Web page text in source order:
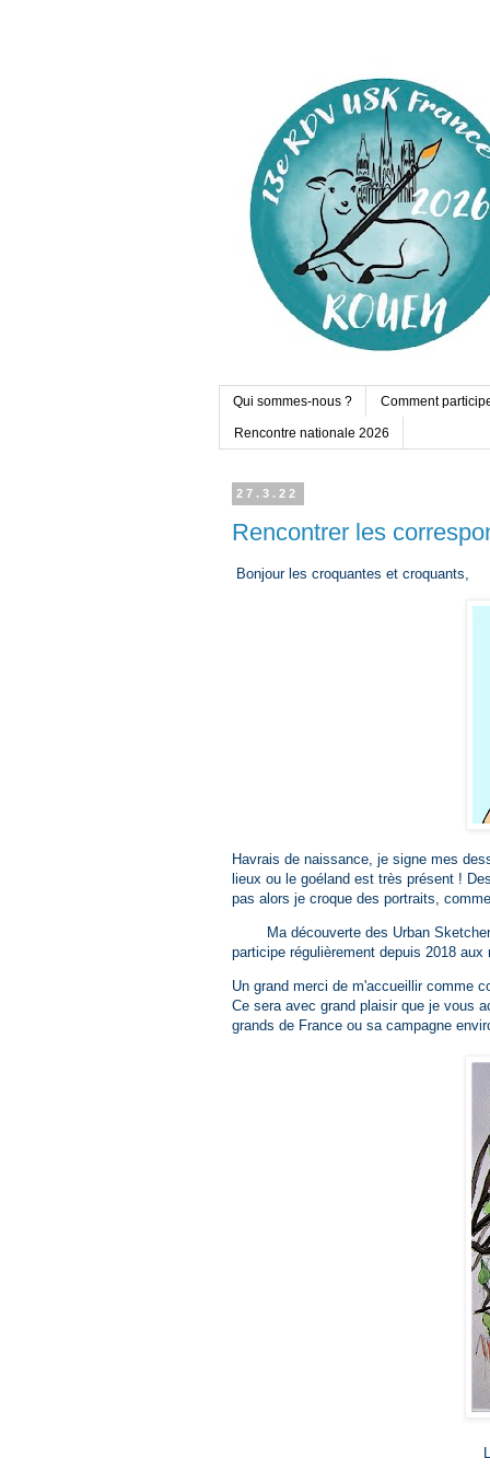
Qui sommes-nous ? Comment
Rencontre nationale 2026
27.3.22
Rencontrer les
Bonjour les croquantes et croquants,
Havrais de naissance, je signe mes
lieux ou le goéland est très présent !
pas alors je croque des portraits,
Ma découverte des Urban
participe régulièrement depuis 2018
Un grand merci de m'accueillir comme
Ce sera avec grand plaisir que je vous
grands de France ou sa campagne